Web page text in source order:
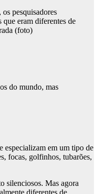
pesquisadores
eram diferentes de
(foto)
do mundo, mas
especializam em um tipo de
focas, golfinhos, tubarões,
silenciosos. Mas agora
diferentes de